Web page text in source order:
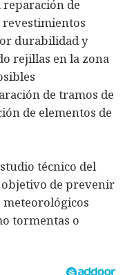
reparación de
revestimientos
durabilidad y
rejillas en la zona
de tramos de
de elementos de
técnico del
objetivo de prevenir
meteorológicos
tormentas o